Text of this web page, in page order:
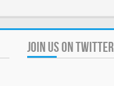
JOIN US ON TWITTER